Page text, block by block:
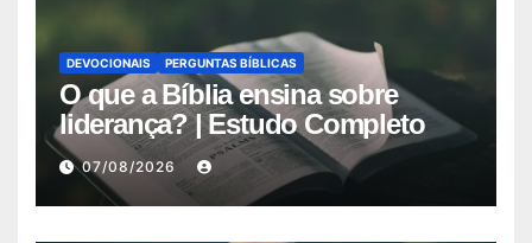
DEVOCIONAIS PERGUNTAS BÍBLICAS
O que a Bíblia ensina sobre
liderança? | Estudo Completo
07/08/2026